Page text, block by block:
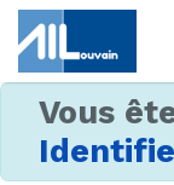
Vous